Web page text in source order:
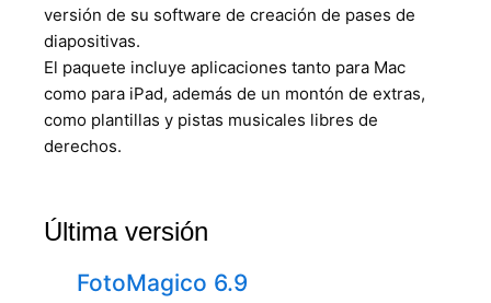
versión de su software de creación de pases de
diapositivas.
El paquete incluye aplicaciones tanto para Mac
como para iPad, además de un montón de extras,
como plantillas y pistas musicales libres de
derechos.
Última versión
FotoMagico 6.9